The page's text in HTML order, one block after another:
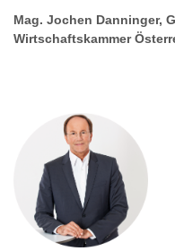
Mag. Jochen Danninger,
Wirtschaftskammer